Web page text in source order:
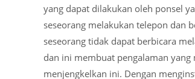
yang dapat dilakukan oleh ponsel
seseorang melakukan telepon dan
seseorang tidak dapat berbicara
dan ini membuat pengalaman
menjengkelkan ini. Dengan